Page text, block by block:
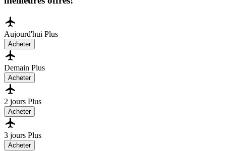
Aujourd'hui Plus
Acheter
Demain Plus
Acheter
2 jours Plus
Acheter
3 jours Plus
Acheter